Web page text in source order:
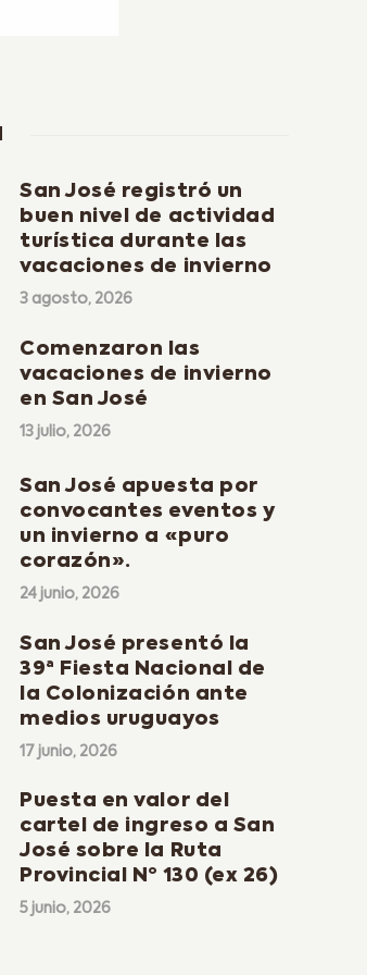
San José registró un
buen nivel de actividad
turística durante las
vacaciones de invierno
3 agosto, 2026
Comenzaron las
vacaciones de invierno
en San José
13 julio, 2026
San José apuesta por
convocantes eventos y
un invierno a «puro
corazón».
24 junio, 2026
San José presentó la
39ª Fiesta Nacional de
la Colonización ante
medios uruguayos
17 junio, 2026
Puesta en valor del
cartel de ingreso a San
José sobre la Ruta
Provincial Nº 130 (ex 26)
5 junio, 2026